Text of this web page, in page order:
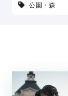
公園・森